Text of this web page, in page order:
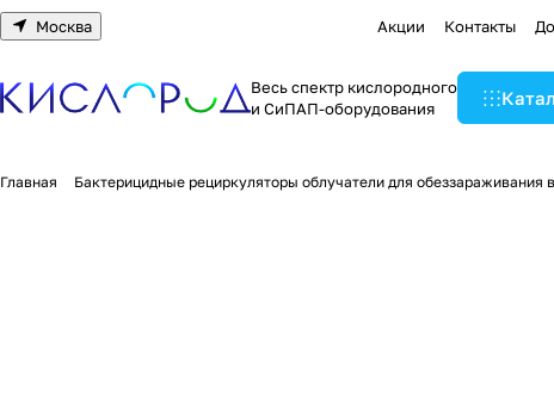
Москва Акции Контакты
Весь спектр кислородного
и СиПАП-оборудования
Главная Бактерицидные рециркуляторы облучатели для обеззараживания